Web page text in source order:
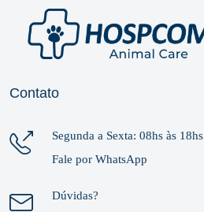
Contato
Segunda a Sexta: 08hs às 18hs
Fale por WhatsApp
Dúvidas?